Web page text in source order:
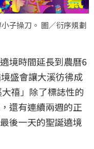
子操刀。 圖／衍序規劃
境時間延長到農曆6
盛會讓大溪彷彿成
禧」除了標誌性的
還有連續兩週的正
後一天的聖誕遶境